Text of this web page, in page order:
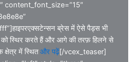
content_font_size=”15″
ब्रेस में ऐसे पैड्स भी
को स्थिर करते हैं और आगे की तरफ़ हिलने से
में स्थितऔर पढ़ें[/vcex_teaser]